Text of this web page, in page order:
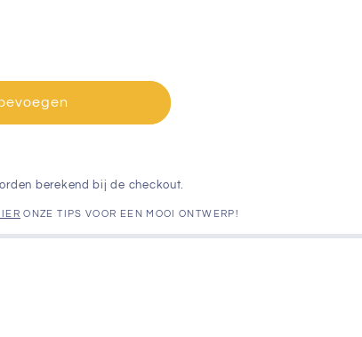
berekend bij de checkout.
ONZE TIPS VOOR EEN MOOI ONTWERP!